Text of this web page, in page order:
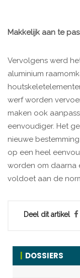
Makkelijk aan te
Vervolgens werd
aluminium
werf worden
maken ook
eenvoudiger. Het
nieuwe
op een heel
worden om daarna
voldoet aan de
Deel dit artikel
DOSSIERS